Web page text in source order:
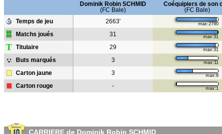
Dominik Robin SCHMID
(FC Bale)
Coéquipiers de son
(FC Bale)
Temps de jeu
2663' max:2790
Matchs joués 31 max:31
T Titulaire 29 max:31
Buts marqués 3 max:11
Carton jaune 3 max:8
Carton rouge - max:1
CARRIERE de Dominik Robin SCHMID